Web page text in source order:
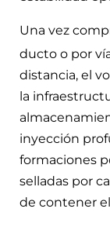
Una vez
ducto o por
distancia, el
la
inyección
formaciones
selladas por
de contener